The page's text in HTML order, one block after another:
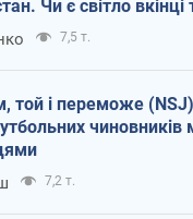
Чи є світло
7,5 т.
той і переможе
7,2 т.